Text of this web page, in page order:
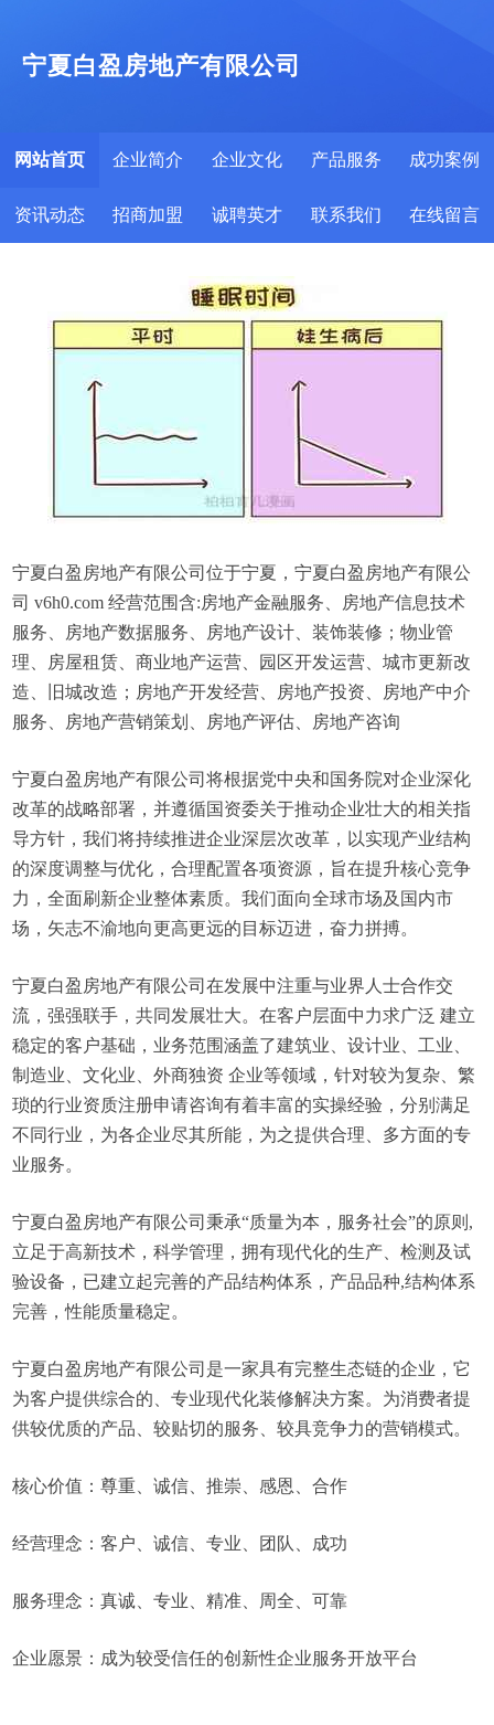
宁夏白盈房地产有限公司
网站首页 企业简介 企业文化 产品服务 成功案例
资讯动态 招商加盟 诚聘英才 联系我们 在线留言
宁夏白盈房地产有限公司位于宁夏，宁夏白盈房地产有限公
司 v6h0.com 经营范围含:房地产金融服务、房地产信息技术
服务、房地产数据服务、房地产设计、装饰装修；物业管
理、房屋租赁、商业地产运营、园区开发运营、城市更新改
造、旧城改造；房地产开发经营、房地产投资、房地产中介
服务、房地产营销策划、房地产评估、房地产咨询
宁夏白盈房地产有限公司将根据党中央和国务院对企业深化
改革的战略部署，并遵循国资委关于推动企业壮大的相关指
导方针，我们将持续推进企业深层次改革，以实现产业结构
的深度调整与优化，合理配置各项资源，旨在提升核心竞争
力，全面刷新企业整体素质。我们面向全球市场及国内市
场，矢志不渝地向更高更远的目标迈进，奋力拼搏。
宁夏白盈房地产有限公司在发展中注重与业界人士合作交
流，强强联手，共同发展壮大。在客户层面中力求广泛 建立
稳定的客户基础，业务范围涵盖了建筑业、设计业、工业、
制造业、文化业、外商独资 企业等领域，针对较为复杂、繁
琐的行业资质注册申请咨询有着丰富的实操经验，分别满足
不同行业，为各企业尽其所能，为之提供合理、多方面的专
业服务。
宁夏白盈房地产有限公司秉承“质量为本，服务社会”的原则,
立足于高新技术，科学管理，拥有现代化的生产、检测及试
验设备，已建立起完善的产品结构体系，产品品种,结构体系
完善，性能质量稳定。
宁夏白盈房地产有限公司是一家具有完整生态链的企业，它
为客户提供综合的、专业现代化装修解决方案。为消费者提
供较优质的产品、较贴切的服务、较具竞争力的营销模式。
核心价值：尊重、诚信、推崇、感恩、合作
经营理念：客户、诚信、专业、团队、成功
服务理念：真诚、专业、精准、周全、可靠
企业愿景：成为较受信任的创新性企业服务开放平台